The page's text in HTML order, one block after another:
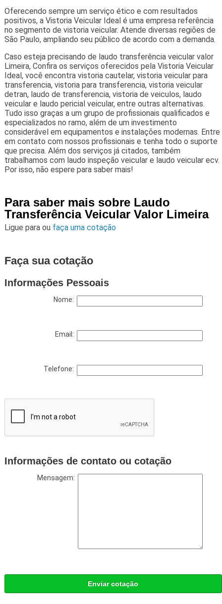
Oferecendo sempre um serviço ético e com resultados
positivos, a Vistoria Veicular Ideal é uma empresa referência
no segmento de vistoria veicular. Atende diversas regiões de
São Paulo, ampliando seu público de acordo com a demanda.
Caso esteja precisando de laudo transferência veicular valor
Limeira, Confira os serviços oferecidos pela Vistoria Veicular
Ideal, você encontra vistoria cautelar, vistoria veicular para
transferencia, vistoria para transferencia, vistoria veicular
detran, laudo de transferencia, vistoria de veiculos, laudo
veicular e laudo pericial veicular, entre outras alternativas.
Tudo isso graças a um grupo de profissionais qualificados e
especializados no ramo, além de um investimento
considerável em equipamentos e instalações modernas. Entre
em contato com nossos profissionais e tenha todo o suporte
que precisa. Além dos serviços já citados, também
trabalhamos com laudo inspeção veicular e laudo veicular ecv.
Por isso, não espere para saber mais!
Para saber mais sobre Laudo
Transferência Veicular Valor Limeira
Ligue para ou faça uma cotação
Faça sua cotação
Informações Pessoais
Nome:
Email:
Telefone:
Informações de contato ou cotação
Mensagem:
Enviar cotação